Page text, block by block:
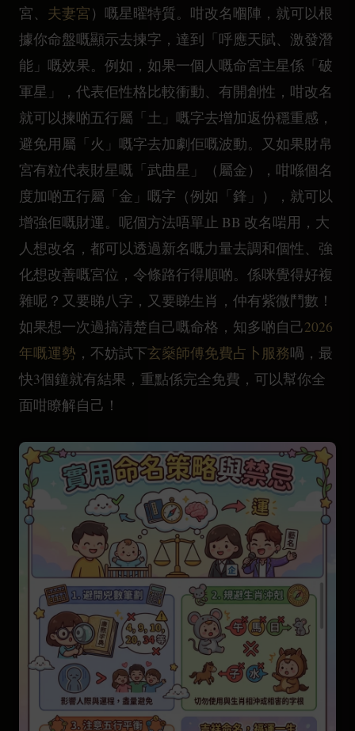
宮、 夫妻宮）嘅星曜特質。咁改名嗰陣，就可以根
據你命盤嘅顯示去揀字，達到「呼應天賦、激發潛
能」嘅效果。例如，如果一個人嘅命宮主星係「破
軍星」，代表佢性格比較衝動、有開創性，咁改名
就可以揀啲五行屬「土」嘅字去增加返份穩重感，
避免用屬「火」嘅字去加劇佢嘅波動。又如果財帛
宮有粒代表財星嘅「武曲星」（屬金），咁喺個名
度加啲五行屬「金」嘅字（例如「鋒」），就可以
增強佢嘅財運。呢個方法唔單止 BB 改名啱用，大
人想改名，都可以透過新名嘅力量去調和個性、強
化想改善嘅宮位，令條路行得順啲。係咪覺得好複
雜呢？又要睇八字，又要睇生肖，仲有紫微鬥數！
如果想一次過搞清楚自己嘅命格，知多啲自己2026
年嘅運勢 ，不妨試下玄燊師傅免費占卜服務喎，最
快3個鐘就有結果，重點係完全免費，可以幫你全
面咁瞭解自己！